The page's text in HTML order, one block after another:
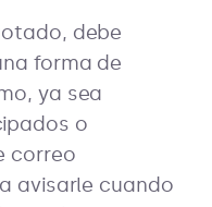
debe
forma de
ya sea
o
correo
avisarle cuando